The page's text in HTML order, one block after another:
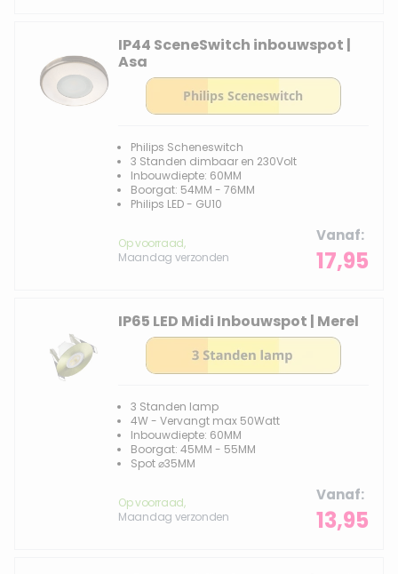
IP44 SceneSwitch inbouwspot |
Asa
Philips Scheneswitch
3 Standen dimbaar en 230Volt
Inbouwdiepte: 60MM
Boorgat: 54MM - 76MM
Philips LED - GU10
Op voorraad,
Maandag verzonden
Vanaf
17,95
IP65 LED Midi Inbouwspot | Merel
3 Standen lamp
4W - Vervangt max 50Watt
Inbouwdiepte: 60MM
Boorgat: 45MM - 55MM
Spot ⌀35MM
Op voorraad,
Maandag verzonden
Vanaf
13,95